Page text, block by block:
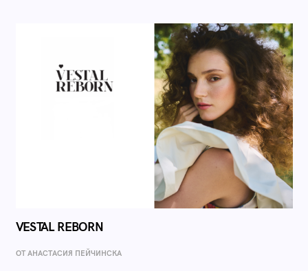
VESTAL REBORN
ОТ AНАСТАСИЯ ПЕЙЧИНСКА